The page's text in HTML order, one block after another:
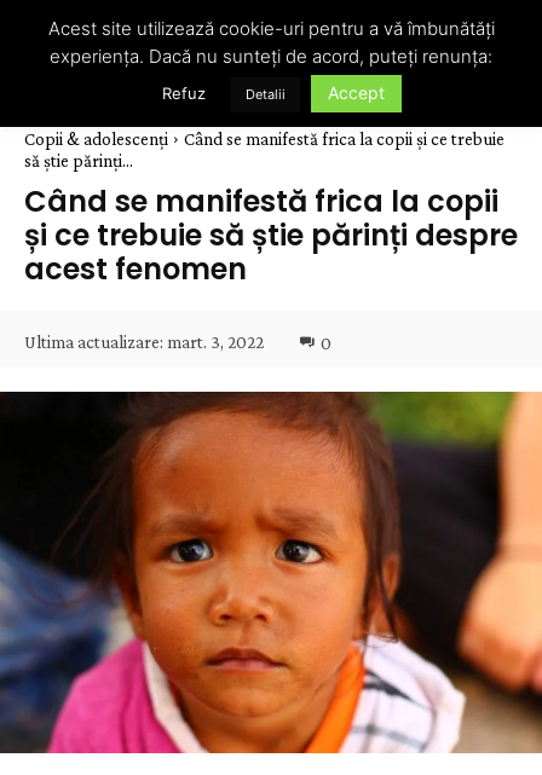
Copii & adolescenți
Când se manifestă frica la copii și ce trebuie
să știe părinți...
Când se manifestă frica la copii
și ce trebuie să știe părinți despre
acest fenomen
Ultima actualizare: mart. 3, 2022 0
Acest site utilizează cookie-uri pentru a vă îmbunătăți
experiența. Dacă nu sunteți de acord, puteți renunța:
Refuz Detalii Accept